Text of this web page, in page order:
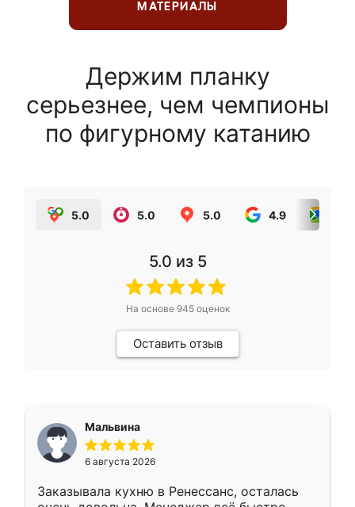
МАТЕРИАЛЫ
Держим планку
серьезнее, чем чемпионы
по фигурному катанию
5.0 5.0 5.0 4.9
5.0 из 5
На основе 945оценок
Оставить отзыв
Мальвина
6 августа 2026
Заказывала кухню в Ренессанс, осталась